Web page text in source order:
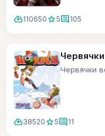
cloud_download110650 star5comment105
Червячки
cloud_download38520 star5comment11